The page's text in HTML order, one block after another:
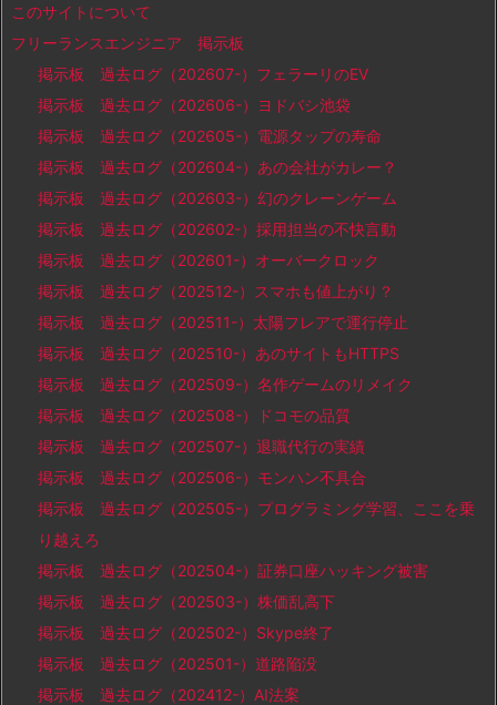
このサイトについて
フリーランスエンジニア 掲示板
掲示板 過去ログ（202607-）フェラーリのEV
掲示板 過去ログ（202606-）ヨドバシ池袋
掲示板 過去ログ（202605-）電源タップの寿命
掲示板 過去ログ（202604-）あの会社がカレー？
掲示板 過去ログ（202603-）幻のクレーンゲーム
掲示板 過去ログ（202602-）採用担当の不快言動
掲示板 過去ログ（202601-）オーバークロック
掲示板 過去ログ（202512-）スマホも値上がり？
掲示板 過去ログ（202511-）太陽フレアで運行停止
掲示板 過去ログ（202510-）あのサイトもHTTPS
掲示板 過去ログ（202509-）名作ゲームのリメイク
掲示板 過去ログ（202508-）ドコモの品質
掲示板 過去ログ（202507-）退職代行の実績
掲示板 過去ログ（202506-）モンハン不具合
掲示板 過去ログ（202505-）プログラミング学習、ここを乗
り越えろ
掲示板 過去ログ（202504-）証券口座ハッキング被害
掲示板 過去ログ（202503-）株価乱高下
掲示板 過去ログ（202502-）Skype終了
掲示板 過去ログ（202501-）道路陥没
掲示板 過去ログ（202412-）AI法案